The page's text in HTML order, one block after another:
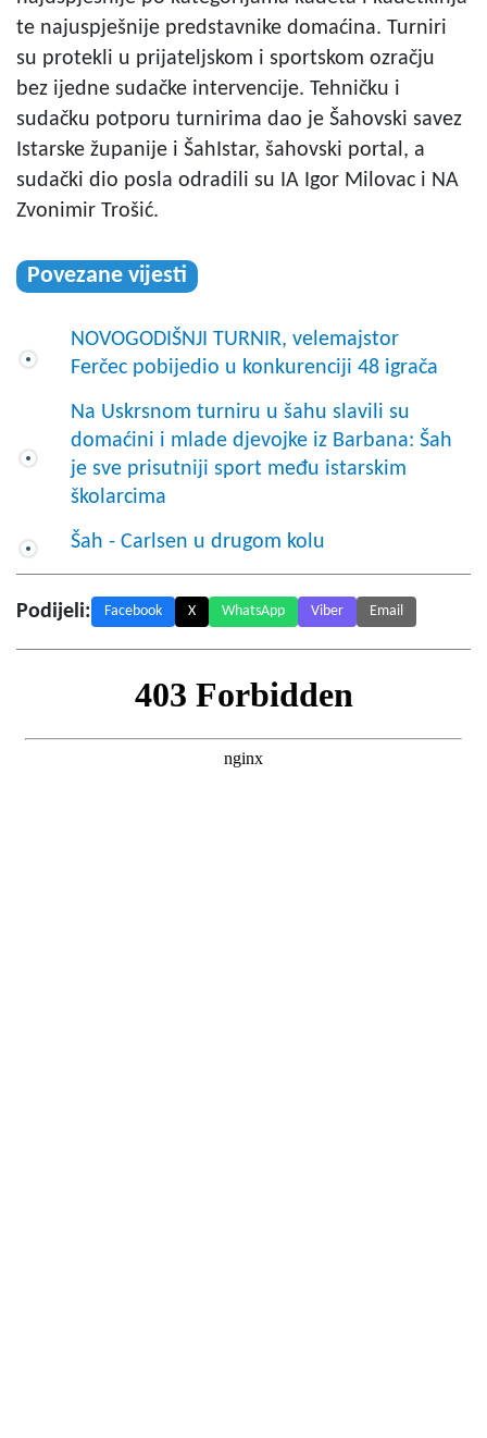
te najuspješnije predstavnike domaćina. Turniri
su protekli u prijateljskom i sportskom ozračju
bez ijedne sudačke intervencije. Tehničku i
sudačku potporu turnirima dao je Šahovski savez
Istarske županije i ŠahIstar, šahovski portal, a
sudački dio posla odradili su IA Igor Milovac i NA
Zvonimir Trošić.
Povezane vijesti
NOVOGODIŠNJI TURNIR, velemajstor
Ferčec pobijedio u konkurenciji 48 igrača
Na Uskrsnom turniru u šahu slavili su
domaćini i mlade djevojke iz Barbana: Šah
je sve prisutniji sport među istarskim
školarcima
Šah - Carlsen u drugom kolu
Podijeli: Facebook X WhatsApp Viber Email